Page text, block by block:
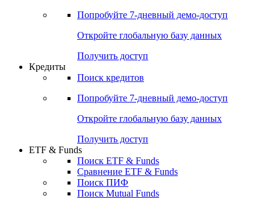
Попробуйте 7-дневный демо-доступ
Откройте глобальную базу данных
Получить доступ
Кредиты
Поиск кредитов
Попробуйте 7-дневный демо-доступ
Откройте глобальную базу данных
Получить доступ
ETF & Funds
Поиск ETF & Funds
Сравнение ETF & Funds
Поиск ПИФ
Поиск Mutual Funds